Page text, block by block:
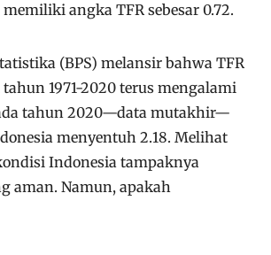
angka TFR sebesar 0.72.
(BPS) melansir bahwa TFR
1971-2020 terus mengalami
tahun 2020—data mutakhir—
menyentuh 2.18. Melihat
Indonesia tampaknya
aman. Namun, apakah